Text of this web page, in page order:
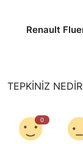
Renault
TEPKINIZ
0